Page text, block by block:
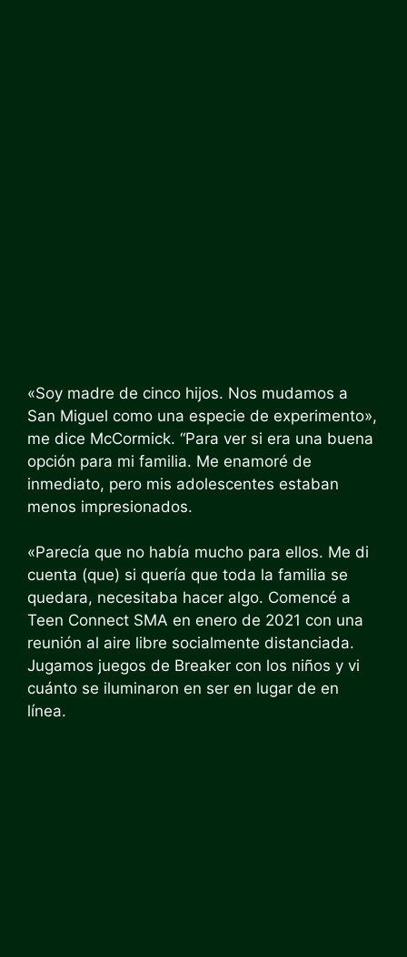
«Soy madre de cinco hijos. Nos mudamos a
San Miguel como una especie de experimento»,
me dice McCormick. “Para ver si era una buena
opción para mi familia. Me enamoré de
inmediato, pero mis adolescentes estaban
menos impresionados.
«Parecía que no había mucho para ellos. Me di
cuenta (que) si quería que toda la familia se
quedara, necesitaba hacer algo. Comencé a
Teen Connect SMA en enero de 2021 con una
reunión al aire libre socialmente distanciada.
Jugamos juegos de Breaker con los niños y vi
cuánto se iluminaron en ser en lugar de en
línea.